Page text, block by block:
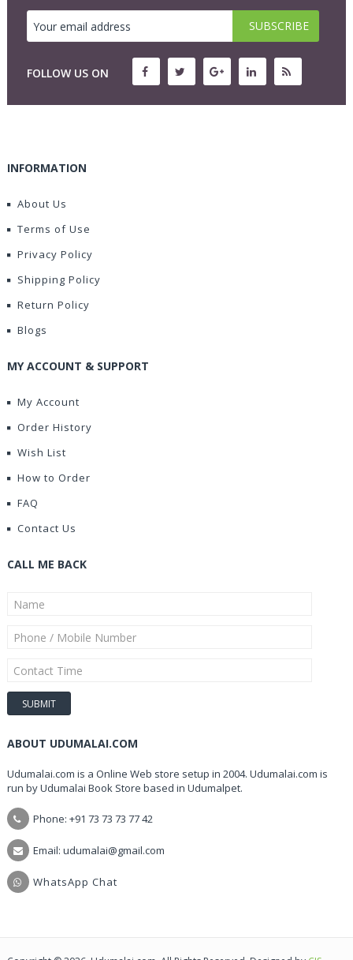
FOLLOW US ON
INFORMATION
About Us
Terms of Use
Privacy Policy
Shipping Policy
Return Policy
Blogs
MY ACCOUNT & SUPPORT
My Account
Order History
Wish List
How to Order
FAQ
Contact Us
CALL ME BACK
ABOUT UDUMALAI.COM
Udumalai.com is a Online Web store setup in 2004. Udumalai.com is
run by Udumalai Book Store based in Udumalpet.
Phone: +91 73 73 73 77 42
Email: udumalai@gmail.com
WhatsApp Chat